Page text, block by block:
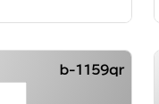
b-1159qr